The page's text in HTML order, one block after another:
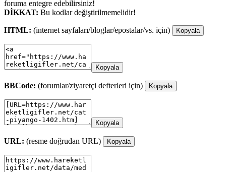
foruma entegre edebilirsiniz!
DİKKAT: Bu kodlar değiştirilmemelidir!
HTML: (internet sayfaları/bloglar/epostalar/vs. için) Kopyala
Kopyala
BBCode: (forumlar/ziyaretçi defterleri için) Kopyala
Kopyala
URL: (resme doğrudan URL) Kopyala